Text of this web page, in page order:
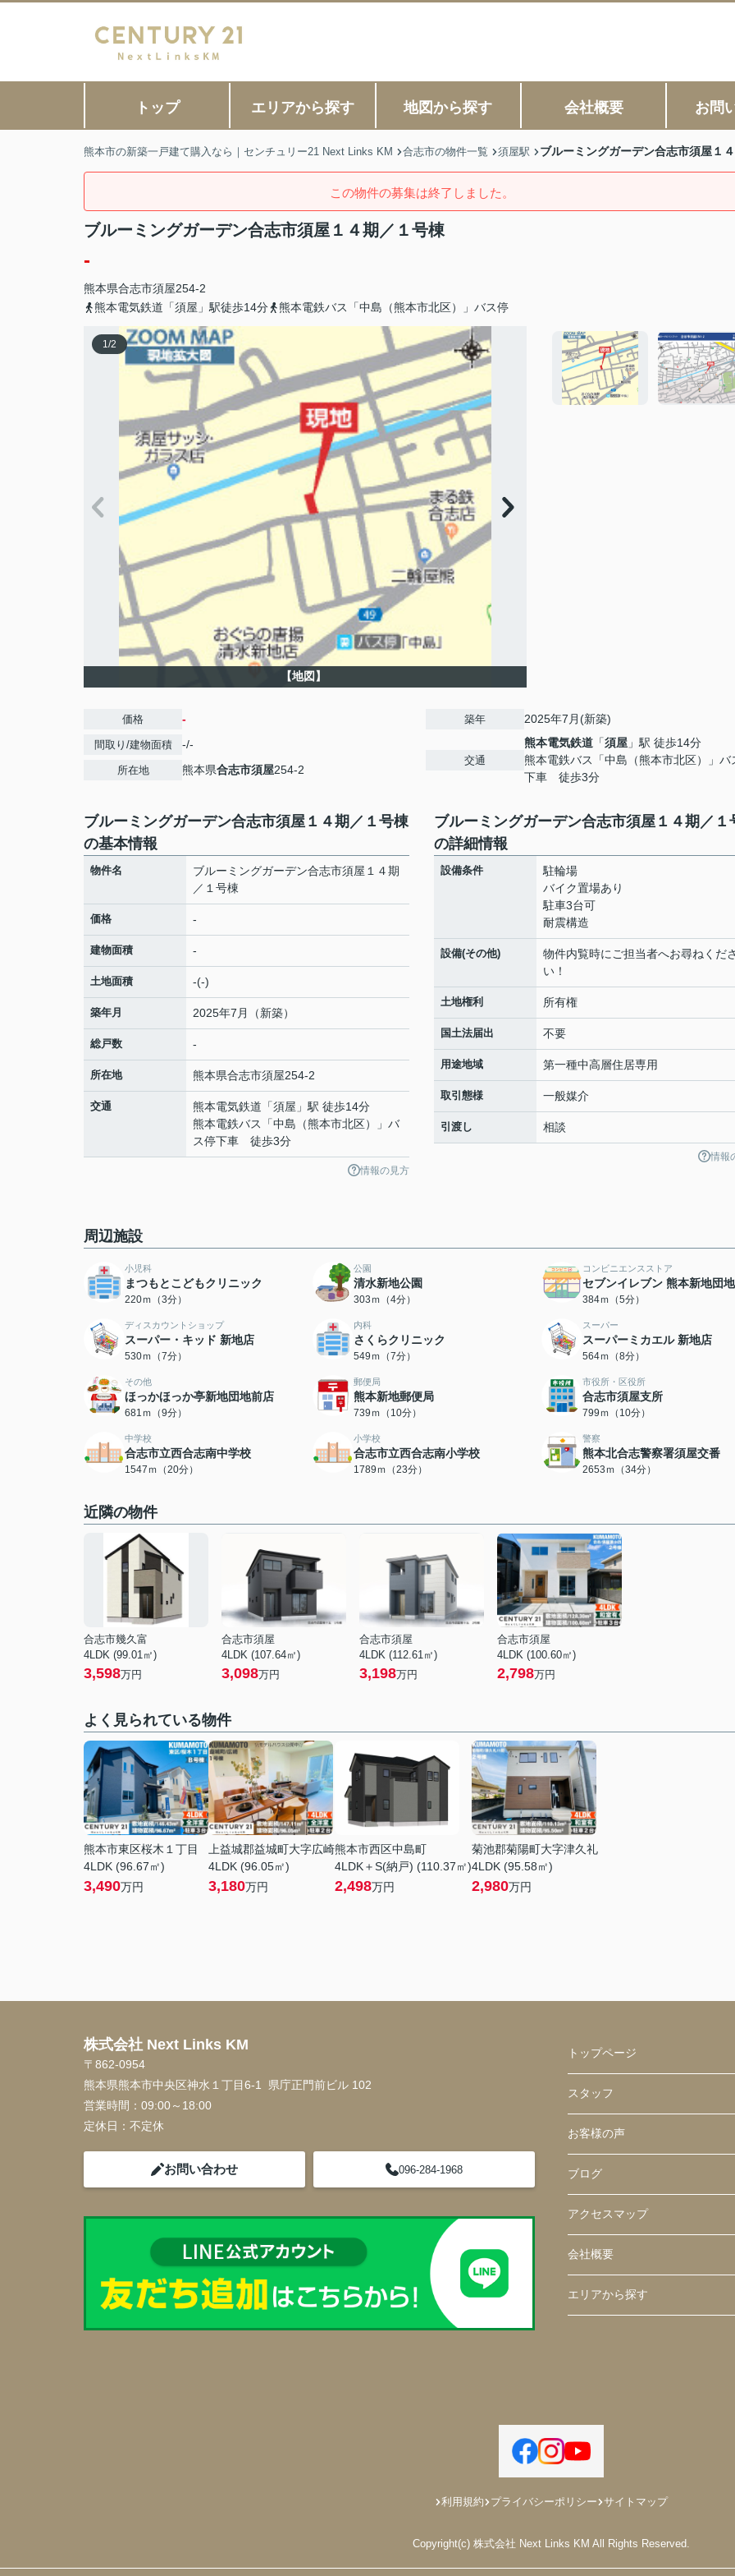
トップ エリアから探す 地図から探す 会社概要 お問
熊本市の新築一戸建て購入なら｜センチュリー21 Next Links KM 合志市の物件一覧 須屋駅 ブルーミングガーデン合志市須屋１
この物件の募集は終了しました。
ブルーミングガーデン合志市須屋１４期／１号棟
-
熊本県合志市須屋254-2
熊本電気鉄道「須屋」駅徒歩14分
熊本電鉄バス「中島（熊本市北区）」バス停
1/2
【地図】
価格 -
間取り/建物面積 -/-
所在地 熊本県合志市須屋254-2
築年 2025年7月(新築)
交通
熊本電気鉄道 「須屋 」駅 徒歩14分
熊本電鉄バス「中島（熊本市北区）」バ
下車 徒歩3分
ブルーミングガーデン合志市須屋１４期／１号棟
の基本情報
物件名
ブルーミングガーデン合志市須屋１４期
／１号棟
価格 -
建物面積 -
土地面積 -(-)
築年月 2025年7月（新築）
総戸数 -
所在地 熊本県合志市須屋254-2
交通 熊本電気鉄道 「須屋 」駅 徒歩14分
熊本電鉄バス「中島（熊本市北区）」バ
ス停下車 徒歩3分
情報の見方
ブルーミングガーデン合志市須屋１４期／１
の詳細情報
設備条件
駐輪場
バイク置場あり
駐車3台可
耐震構造
設備(その他)
物件内覧時にご担当者へお尋ねくださ
い！
土地権利 所有権
国土法届出 不要
用途地域 第一種中高層住居専用
取引態様 一般媒介
引渡し 相談
情報
周辺施設
小児科
まつもとこどもクリニック
220ｍ（3分）
公園
清水新地公園
303ｍ（4分）
コンビニエンスストア
セブンイレブン 熊本新地団
384ｍ（5分）
ディスカウントショップ
スーパー・キッド 新地店
530ｍ（7分）
内科
さくらクリニック
549ｍ（7分）
スーパー
スーパーミカエル 新地店
564ｍ（8分）
その他
ほっかほっか亭新地団地前店
681ｍ（9分）
郵便局
熊本新地郵便局
739ｍ（10分）
市役所・区役所
合志市須屋支所
799ｍ（10分）
中学校
合志市立西合志南中学校
1547ｍ（20分）
小学校
合志市立西合志南小学校
1789ｍ（23分）
警察
熊本北合志警察署須屋交番
2653ｍ（34分）
近隣の物件
合志市幾久富
4LDK (99.01㎡)
3,598万円
合志市須屋
4LDK (107.64㎡)
3,098万円
合志市須屋
4LDK (112.61㎡)
3,198万円
合志市須屋
4LDK (100.60㎡)
2,798万円
よく見られている物件
熊本市東区桜木１丁目
4LDK (96.67㎡)
3,490万円
上益城郡益城町大字広崎
4LDK (96.05㎡)
3,180万円
熊本市西区中島町
4LDK＋S(納戸) (110.37㎡)
2,498万円
菊池郡菊陽町大字津久礼
4LDK (95.58㎡)
2,980万円
株式会社 Next Links KM
〒862-0954
熊本県熊本市中央区神水１丁目6-1 県庁正門前ビル 102
営業時間： 09:00～18:00
定休日： 不定休
お問い合わせ 096-284-1968
トップページ
スタッフ
お客様の声
ブログ
アクセスマップ
会社概要
エリアから探す
利用規約 プライバシーポリシー サイトマップ
Copyright(c) 株式会社 Next Links KM All Rights Reserved.